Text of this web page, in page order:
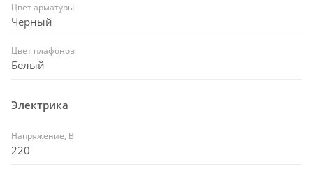
Цвет арматуры
Черный
Цвет плафонов
Белый
Электрика
Напряжение, В
220